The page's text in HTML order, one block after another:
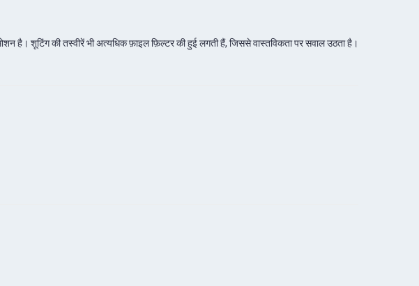
है। शूटिंग की तस्वीरें भी अत्यधिक फ़ाइल फ़िल्टर की हुई लगती हैं, जिससे वास्तविकता पर सवाल उठता है।